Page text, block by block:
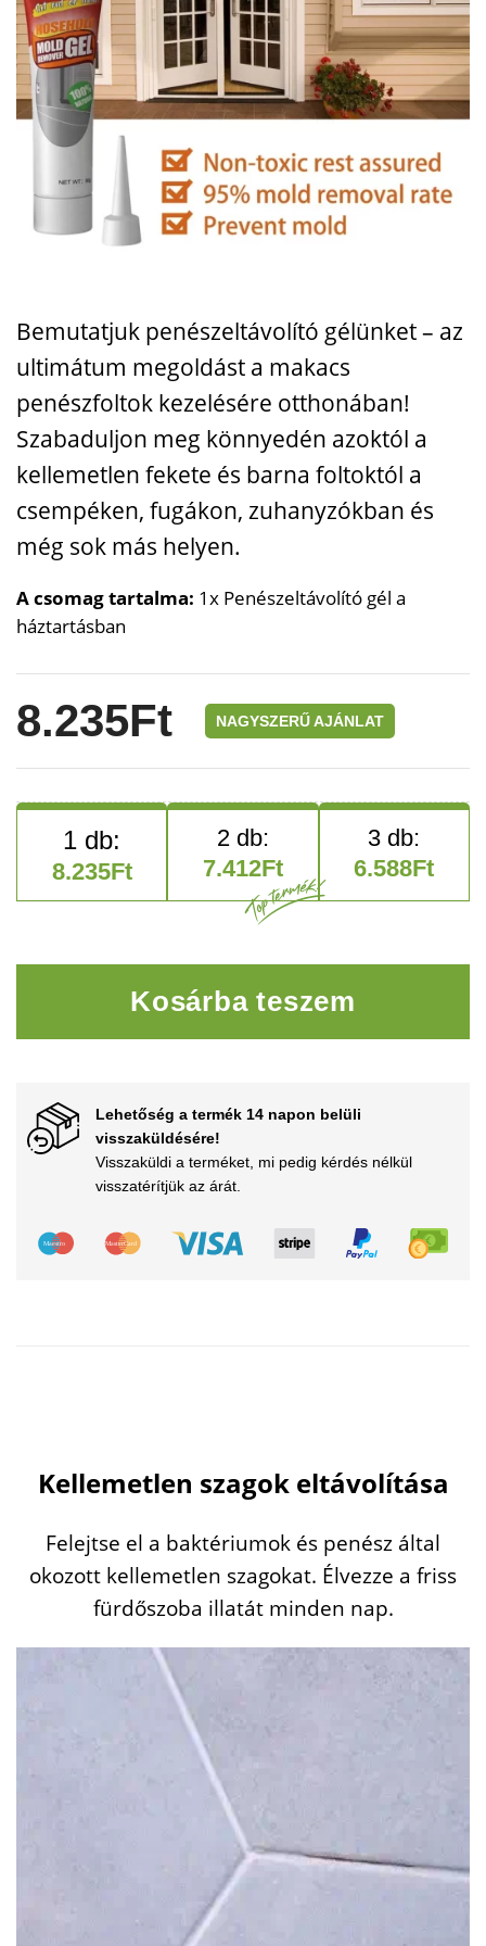
Bemutatjuk penészeltávolító gélünket – az
ultimátum megoldást a makacs
penészfoltok kezelésére otthonában!
Szabaduljon meg könnyedén azoktól a
kellemetlen fekete és barna foltoktól a
csempéken, fugákon, zuhanyzókban és
még sok más helyen.
A csomag tartalma: 1x Penészeltávolító gél a
háztartásban
8.235Ft NAGYSZERŰ AJÁNLAT
8.235Ft 7.412Ft 6.588Ft
Kosárba teszem
Lehetőség a termék 14 napon belüli
visszaküldésére!
Visszaküldi a terméket, mi pedig kérdés nélkül
visszatérítjük az árát.
Kellemetlen szagok eltávolítása
Felejtse el a baktériumok és penész által
okozott kellemetlen szagokat. Élvezze a friss
fürdőszoba illatát minden nap.